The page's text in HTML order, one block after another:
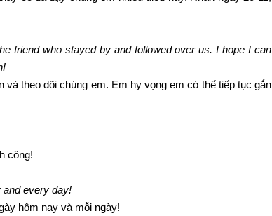
friend who stayed by and followed over us. I hope I can
theo dõi chúng em. Em hy vọng em có thể tiếp tục gắn
công!
and every day!
hôm nay và mỗi ngày!